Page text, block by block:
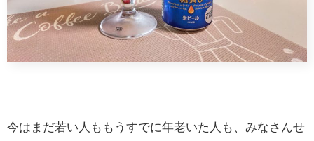
今はまだ若い人ももうすでに年老いた人も、みなさんせ